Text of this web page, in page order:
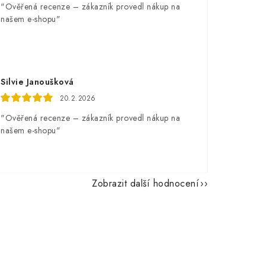
"Ověřená recenze – zákazník provedl nákup na
našem e-shopu"
Silvie Janoušková
20.2.2026
"Ověřená recenze – zákazník provedl nákup na
našem e-shopu"
Zobrazit další hodnocení